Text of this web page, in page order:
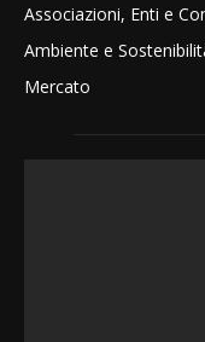
Associazioni, Enti e
Ambiente e
Mercato